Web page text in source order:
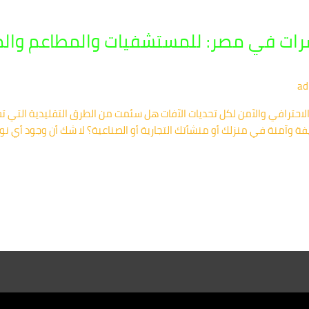
في مصر: للمستشفيات والمطاعم
والآمن لكل تحديات الآفات هل سئمت من الطرق التقليدية
في منزلك أو منشأتك التجارية أو الصناعية؟ لا شك أن وجود أي